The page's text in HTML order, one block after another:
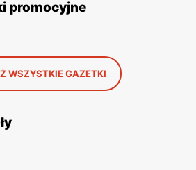
promocyjne
WSZYSTKIE GAZETKI